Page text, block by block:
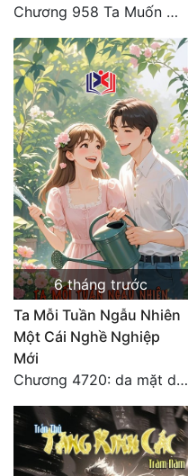
Tu Chân
Tu Tiên
Tội Phạm
Vô Địch
Võ Hiệp
Võng Du
Xuyên Không
Xuyên Nhanh
Xuyên Sách
Xuyên Thư
Điền Văn
Đô Thị
Đông Phương
Chương 958 Ta Muốn Cùng Các Cô Vĩnh Viễn Ở Bên Nhau (2) Hết
6 tháng trước
Ta Mỗi Tuần Ngẫu Nhiên
Một Cái Nghề Nghiệp
Mới
Chương 4720: da mặt dày